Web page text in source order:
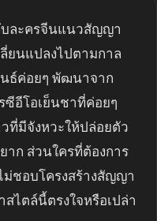
ละครจีนแนวสัญญา
ยนแปลงไปตามกาล
ธ์ค่อยๆ พัฒนาจาก
อีโอเย็นชาที่ค่อยๆ
ที่มีจังหวะให้ปล่อยตัว
าก ส่วนใครที่ต้องการ
ม่ชอบโครงสร้างสัญญา
ไตล์นี้ตรงใจหรือเปล่า